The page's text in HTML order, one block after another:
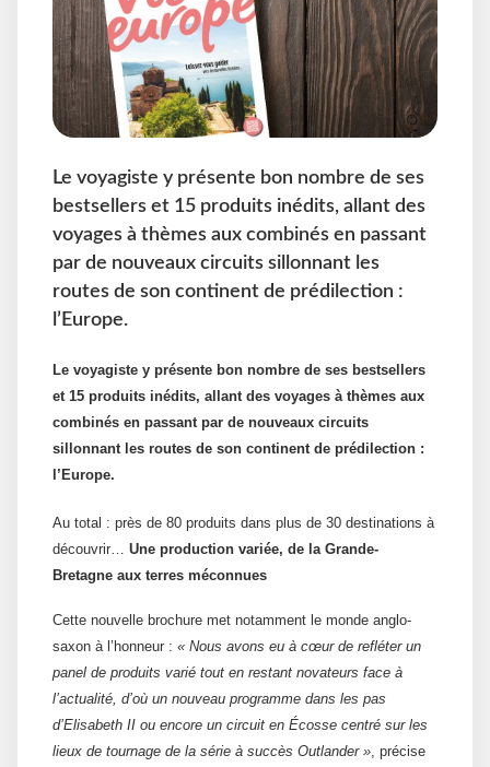
Le voyagiste y présente bon nombre de ses
bestsellers et 15 produits inédits, allant des
voyages à thèmes aux combinés en passant
par de nouveaux circuits sillonnant les
routes de son continent de prédilection :
l’Europe.
Le voyagiste y présente bon nombre de ses bestsellers
et 15 produits inédits, allant des voyages à thèmes aux
combinés en passant par de nouveaux circuits
sillonnant les routes de son continent de prédilection :
l’Europe.
Au total : près de 80 produits dans plus de 30 destinations à
découvrir… Une production variée, de la Grande-
Bretagne aux terres méconnues
Cette nouvelle brochure met notamment le monde anglo-
saxon à l’honneur : « Nous avons eu à cœur de refléter un
panel de produits varié tout en restant novateurs face à
l’actualité, d’où un nouveau programme dans les pas
d’Elisabeth II ou encore un circuit en Écosse centré sur les
lieux de tournage de la série à succès Outlander » , précise